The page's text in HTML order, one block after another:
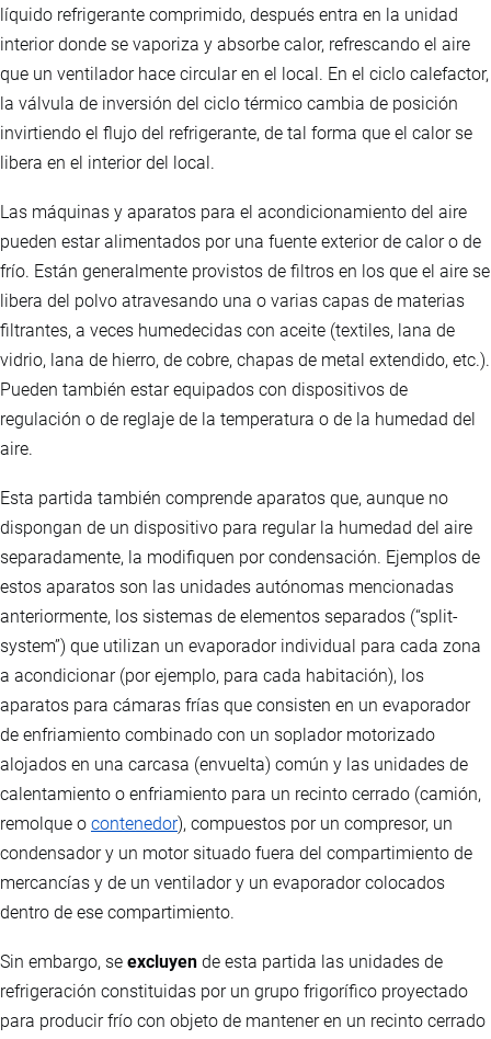
líquido refrigerante comprimido, después entra en la unidad
interior donde se vaporiza y absorbe calor, refrescando el aire
que un ventilador hace circular en el local. En el ciclo calefactor,
la válvula de inversión del ciclo térmico cambia de posición
invirtiendo el flujo del refrigerante, de tal forma que el calor se
libera en el interior del local.
Las máquinas y aparatos para el acondicionamiento del aire
pueden estar alimentados por una fuente exterior de calor o de
frío. Están generalmente provistos de filtros en los que el aire se
libera del polvo atravesando una o varias capas de materias
filtrantes, a veces humedecidas con aceite (textiles, lana de
vidrio, lana de hierro, de cobre, chapas de metal extendido, etc.).
Pueden también estar equipados con dispositivos de
regulación o de reglaje de la temperatura o de la humedad del
aire.
Esta partida también comprende aparatos que, aunque no
dispongan de un dispositivo para regular la humedad del aire
separadamente, la modifiquen por condensación. Ejemplos de
estos aparatos son las unidades autónomas mencionadas
anteriormente, los sistemas de elementos separados (“split-
system”) que utilizan un evaporador individual para cada zona
a acondicionar (por ejemplo, para cada habitación), los
aparatos para cámaras frías que consisten en un evaporador
de enfriamiento combinado con un soplador motorizado
alojados en una carcasa (envuelta) común y las unidades de
calentamiento o enfriamiento para un recinto cerrado (camión,
remolque o contenedor), compuestos por un compresor, un
condensador y un motor situado fuera del compartimiento de
mercancías y de un ventilador y un evaporador colocados
dentro de ese compartimiento.
Sin embargo, se excluyen de esta partida las unidades de
refrigeración constituidas por un grupo frigorífico proyectado
para producir frío con objeto de mantener en un recinto cerrado